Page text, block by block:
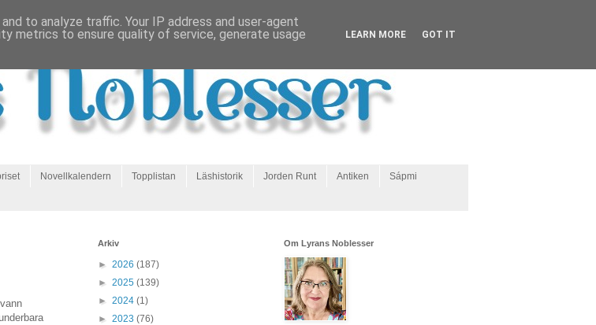
Novellkalendern Topplistan Läshistorik Jorden Runt Antiken Sápmi
Arkiv
► 2026 (187)
► 2025 (139)
► 2024 (1)
► 2023 (76)
Om Lyrans Noblesser
to analyze traffic. Your IP address and user-agent
metrics to ensure quality of service, generate usage
LEARN MORE GOT IT